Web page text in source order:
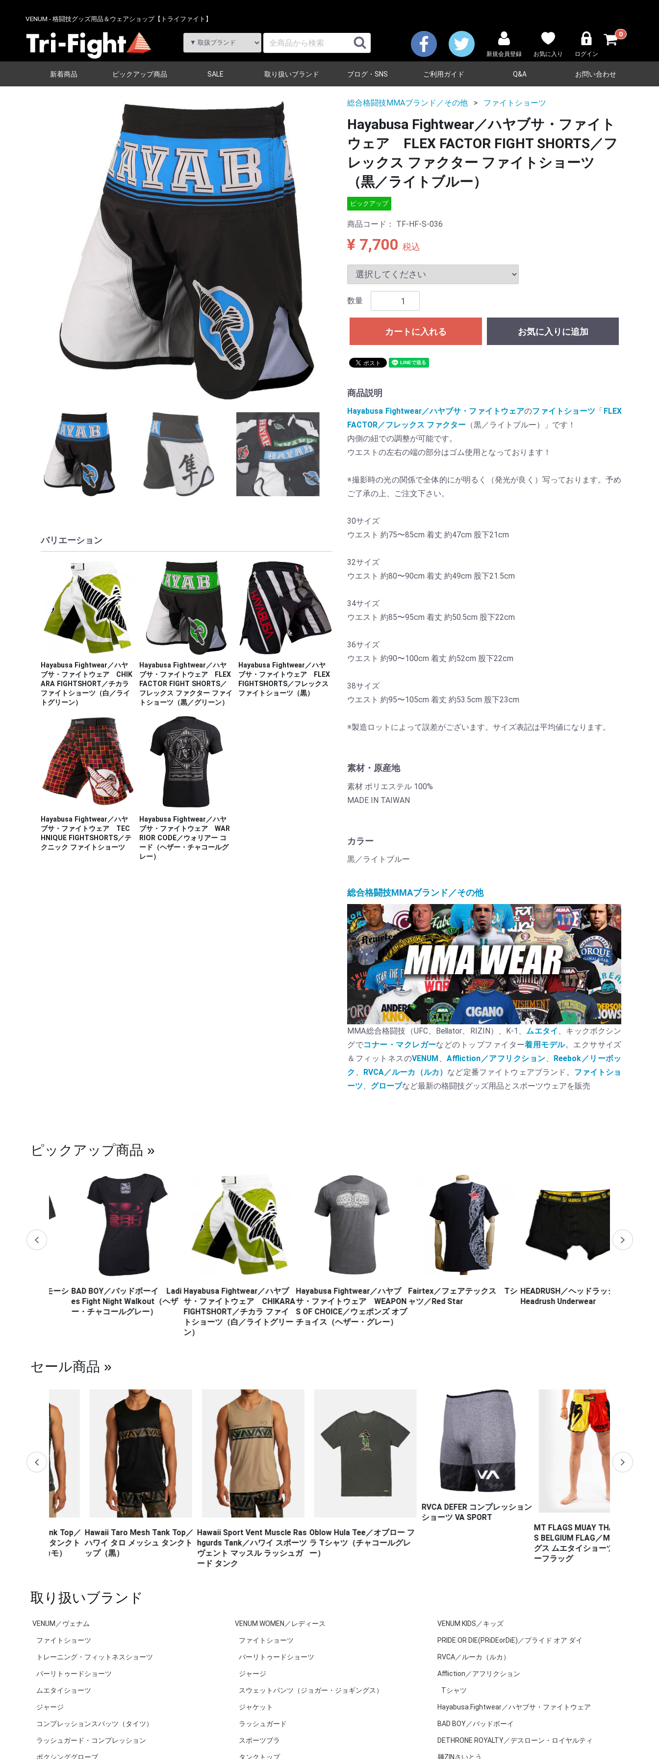
VENUM - 格闘技グッズ用品＆ウェアショップ【トライファイト】
新規会員登録 お気に入り ログイン
0
新着商品 ピックアップ商品 SALE 取り扱いブランド ブログ・SNS ご利用ガイド Q&A お問い合わせ
バリエーション
Hayabusa Fightwear／ハヤ
ブサ・ファイトウェア CHIK
ARA FIGHTSHORT／チカラ
ファイトショーツ（白／ライ
トグリーン）
Hayabusa Fightwear／ハヤ
ブサ・ファイトウェア FLEX
FACTOR FIGHT SHORTS／
フレックス ファクター ファイ
トショーツ（黒／グリーン）
Hayabusa Fightwear／ハヤ
ブサ・ファイトウェア FLEX
FIGHTSHORTS／フレックス
ファイトショーツ（黒）
Hayabusa Fightwear／ハヤ
ブサ・ファイトウェア TEC
HNIQUE FIGHTSHORTS／テ
クニック ファイトショーツ
Hayabusa Fightwear／ハヤ
ブサ・ファイトウェア WAR
RIOR CODE／ウォリアー コ
ード（ヘザー・チャコールグ
レー）
総合格闘技MMAブランド／その他 ファイトショーツ
Hayabusa Fightwear／ハヤブサ・ファイト
ウェア FLEX FACTOR FIGHT SHORTS／フ
レックス ファクター ファイトショーツ
（黒／ライトブルー）
ピックアップ
商品コード： TF-HF-S-036
¥ 7,700 税込
数量
カートに入れる お気に入りに追加
商品説明
Hayabusa Fightwear／ハヤブサ・ファイトウェアのファイトショーツ 「FLEX
FACTOR／フレックス ファクター （黒／ライトブルー）」です！
内側の紐での調整が可能です。
ウエストの左右の端の部分はゴム使用となっております！
※撮影時の光の関係で全体的にが明るく（発光が良く）写っております。予め
ご了承の上、ご注文下さい。
30サイズ
ウエスト 約75〜85cm 着丈 約47cm 股下21cm
32サイズ
ウエスト 約80〜90cm 着丈 約49cm 股下21.5cm
34サイズ
ウエスト 約85〜95cm 着丈 約50.5cm 股下22cm
36サイズ
ウエスト 約90〜100cm 着丈 約52cm 股下22cm
38サイズ
ウエスト 約95〜105cm 着丈 約53.5cm 股下23cm
※製造ロットによって誤差がございます。サイズ表記は平均値になります。
素材・原産地
素材 ポリエステル 100%
MADE IN TAIWAN
カラー
黒／ライトブルー
総合格闘技MMAブランド／その他
MMA総合格闘技（UFC、Bellator、RIZIN）、K-1、 ムエタイ 、キックボクシン
グでコナー・マクレガーなどのトップファイター着用モデル。エクササイズ
＆フィットネスのVENUM 、Affliction／アフリクション、
Reebok／リーボッ
ク 、 RVCA／ルーカ（ルカ） など定番ファイトウェアブランド。 ファイトショ
ーツ、 グローブなど最新の格闘技グッズ用品とスポーツウェアを販売
ピックアップ商品 »
BAD BOY／バッドボーイ Ladi
es Fight Night Walkout（ヘザ
ー・チャコールグレー）
Hayabusa Fightwear／ハヤブ
サ・ファイトウェア CHIKARA
FIGHTSHORT／チカラ ファイ
トショーツ（白／ライトグリー
Hayabusa Fightwear／ハヤブ
サ・ファイトウェア WEAPON
S OF CHOICE／ウェポンズ オブ
チョイス（ヘザー・グレー）
Fairtex／フェアテックス Tシ
ャツ／Red Star
HEADRUSH／ヘッドラッシュ
Headrush Underwear
セール商品 »
Hawaii Taro Mesh Tank Top／
ハワイ タロ メッシュ タンクト
ップ（黒）
Hawaii Sport Vent Muscle Ras
hgurds Tank／ハワイ スポーツ
ヴェント マッスル ラッシュガ
ード タンク
Oblow Hula Tee／オブロー フ
ラ Tシャツ（チャコールグレ
ー）
RVCA DEFER コンプレッション
ショーツ VA SPORT
MT FLAGS MUAY THAI SHORT
S BELGIUM FLAG／MT フラッ
グス ムエタイショーツ ベルギ
ーフラッグ
取り扱いブランド
VENUM／ヴェナム
ファイトショーツ
トレーニング・フィットネスショーツ
バーリトゥードショーツ
ムエタイショーツ
ジャージ
コンプレッションスパッツ（タイツ）
ラッシュガード・コンプレッション
ボクシンググローブ
VENUM WOMEN／レディース
ファイトショーツ
バーリトゥードショーツ
ジャージ
スウェットパンツ（ジョガー・ジョギングス）
ジャケット
ラッシュガード
スポーツブラ
タンクトップ
VENUM KIDS／キッズ
PRIDE OR DIE(PRiDEorDiE)／プライド オア ダイ
RVCA／ルーカ（ルカ）
Affliction／アフリクション
Tシャツ
Hayabusa Fightwear／ハヤブサ・ファイトウェア
BAD BOY／バッドボーイ
DETHRONE ROYALTY／デスローン・ロイヤルティ
麺ZINさいとう